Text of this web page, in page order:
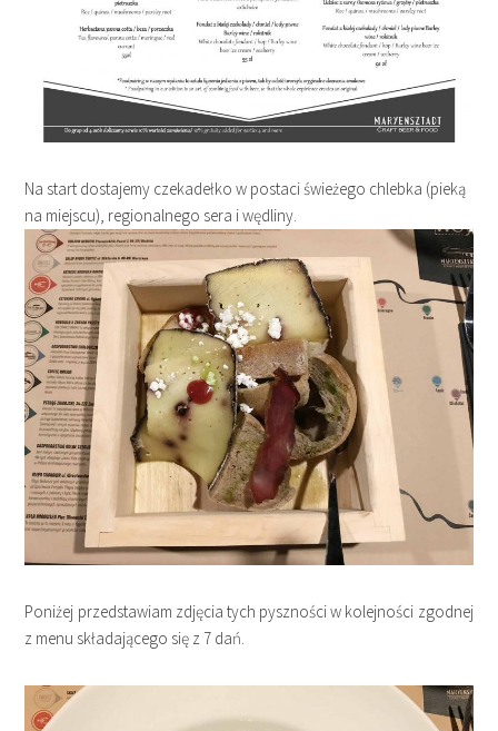
Na start dostajemy czekadełko w postaci świeżego chlebka (pieką
na miejscu), regionalnego sera i wędliny.
Poniżej przedstawiam zdjęcia tych pyszności w kolejności zgodnej
z menu składającego się z 7 dań.